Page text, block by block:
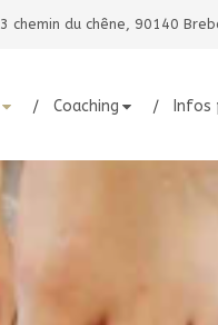
3 chemin du chêne, 90140
Coaching Infos